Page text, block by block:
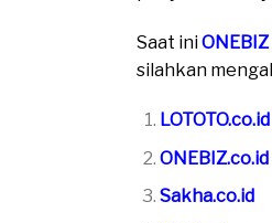
Saat ini
silahkan
LOTOTO.co.id
ONEBIZ.co.id
Sakha.co.id